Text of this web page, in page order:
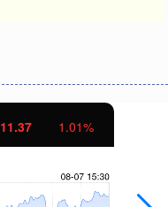
11.37 1.01%